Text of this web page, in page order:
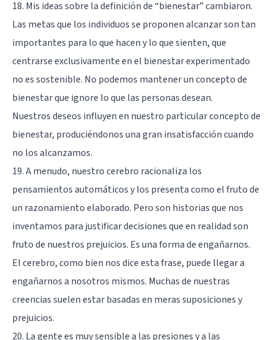
18. Mis ideas sobre la definición de “bienestar” cambiaron.
Las metas que los individuos se proponen alcanzar son tan
importantes para lo que hacen y lo que sienten, que
centrarse exclusivamente en el bienestar experimentado
no es sostenible. No podemos mantener un concepto de
bienestar que ignore lo que las personas desean.
Nuestros deseos influyen en nuestro particular concepto de
bienestar, produciéndonos una gran insatisfacción cuando
no los alcanzamos.
19. A menudo, nuestro cerebro racionaliza los
pensamientos automáticos y los presenta como el fruto de
un razonamiento elaborado. Pero son historias que nos
inventamos para justificar decisiones que en realidad son
fruto de nuestros prejuicios. Es una forma de engañarnos.
El cerebro, como bien nos dice esta frase, puede llegar a
engañarnos a nosotros mismos. Muchas de nuestras
creencias suelen estar basadas en meras suposiciones y
prejuicios.
20. La gente es muy sensible a las presiones y a las